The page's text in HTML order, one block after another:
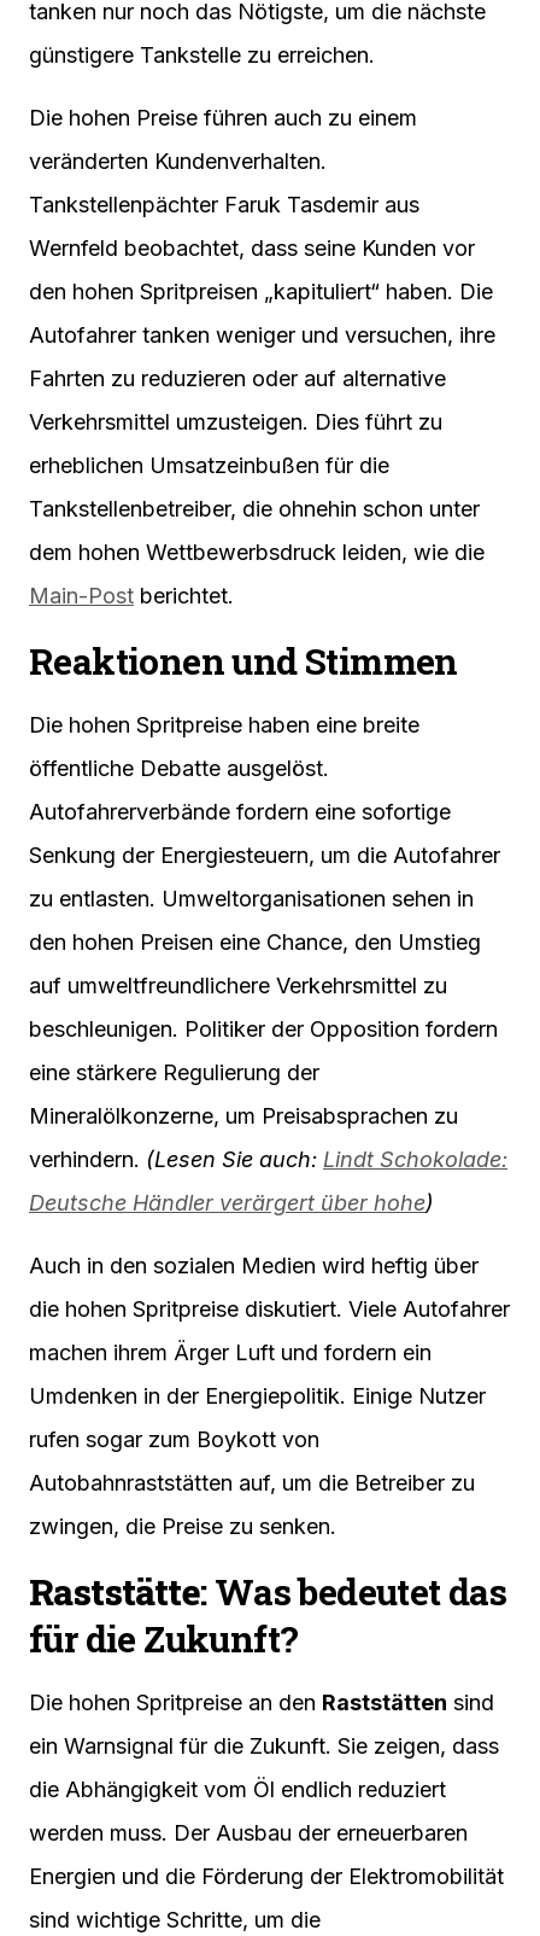
tanken nur noch das Nötigste, um die nächste
günstigere Tankstelle zu erreichen.
Die hohen Preise führen auch zu einem
veränderten Kundenverhalten.
Tankstellenpächter Faruk Tasdemir aus
Wernfeld beobachtet, dass seine Kunden vor
den hohen Spritpreisen „kapituliert“ haben. Die
Autofahrer tanken weniger und versuchen, ihre
Fahrten zu reduzieren oder auf alternative
Verkehrsmittel umzusteigen. Dies führt zu
erheblichen Umsatzeinbußen für die
Tankstellenbetreiber, die ohnehin schon unter
dem hohen Wettbewerbsdruck leiden, wie die
Main-Post berichtet.
Reaktionen und Stimmen
Die hohen Spritpreise haben eine breite
öffentliche Debatte ausgelöst.
Autofahrerverbände fordern eine sofortige
Senkung der Energiesteuern, um die Autofahrer
zu entlasten. Umweltorganisationen sehen in
den hohen Preisen eine Chance, den Umstieg
auf umweltfreundlichere Verkehrsmittel zu
beschleunigen. Politiker der Opposition fordern
eine stärkere Regulierung der
Mineralölkonzerne, um Preisabsprachen zu
verhindern. (Lesen Sie auch: Lindt Schokolade:
Deutsche Händler verärgert über hohe)
Auch in den sozialen Medien wird heftig über
die hohen Spritpreise diskutiert. Viele Autofahrer
machen ihrem Ärger Luft und fordern ein
Umdenken in der Energiepolitik. Einige Nutzer
rufen sogar zum Boykott von
Autobahnraststätten auf, um die Betreiber zu
zwingen, die Preise zu senken.
Raststätte: Was bedeutet das
für die Zukunft?
Die hohen Spritpreise an den Raststätten sind
ein Warnsignal für die Zukunft. Sie zeigen, dass
die Abhängigkeit vom Öl endlich reduziert
werden muss. Der Ausbau der erneuerbaren
Energien und die Förderung der Elektromobilität
sind wichtige Schritte, um die